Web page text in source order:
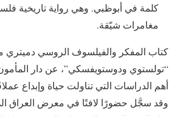
كلمة في أبوظبي. وهي رواية تاريخية
مغامرات شيّقة.
كتاب المفكر والفيلسوف الروسي
“تولستوي ودوستويفسكي”، عن دار
أهم الدراسات التي تناولت حياة وإبداع
وقد سجَّل حضورًا لافتًا في معرض العراق